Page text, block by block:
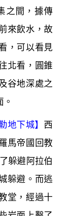
之間，據傳
來飲水，故
，可以看見
北看，圓錐
谷地深處之
地下城】 西
馬帝國回教
躲避阿拉伯
躲避。而逃
堂，經過十